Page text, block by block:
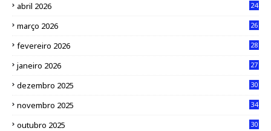
abril 2026 24
março 2026 26
fevereiro 2026 28
janeiro 2026 27
dezembro 2025 30
novembro 2025 34
outubro 2025 30